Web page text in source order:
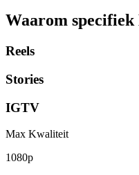
Waarom specifiek
Reels
Stories
IGTV
Max Kwaliteit
1080p